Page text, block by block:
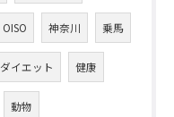
OISO 神奈川 乗馬
ダイエット 健康
動物